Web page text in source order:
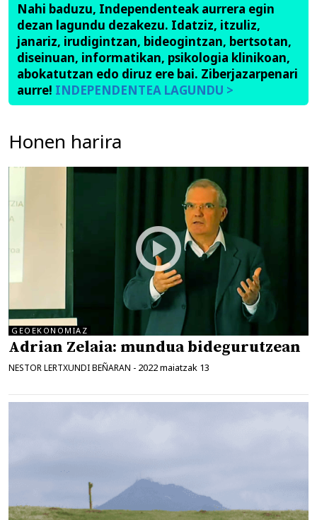
Nahi baduzu, Independenteak aurrera egin
dezan lagundu dezakezu. Idatziz, itzuliz,
janariz, irudigintzan, bideogintzan, bertsotan,
diseinuan, informatikan, psikologia klinikoan,
abokatutzan edo diruz ere bai. Ziberjazarpenari
aurre! INDEPENDENTEA LAGUNDU >
Honen harira
GEOEKONOMIAZ
Adrian Zelaia: mundua bidegurutzean
NESTOR LERTXUNDI BEÑARAN - 2022 maiatzak 13